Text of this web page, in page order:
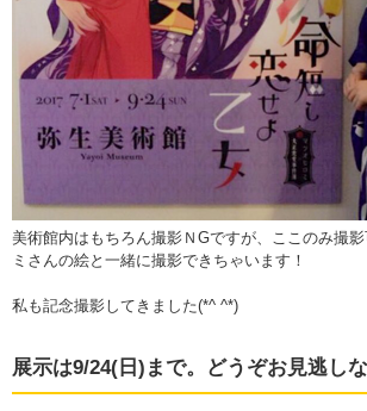
美術館内はもちろん撮影ＮGですが、ここのみ撮
ミさんの絵と一緒に撮影できちゃいます！
私も記念撮影してきました(*^ ^*)
展示は9/24(日)まで。どうぞお見逃しな